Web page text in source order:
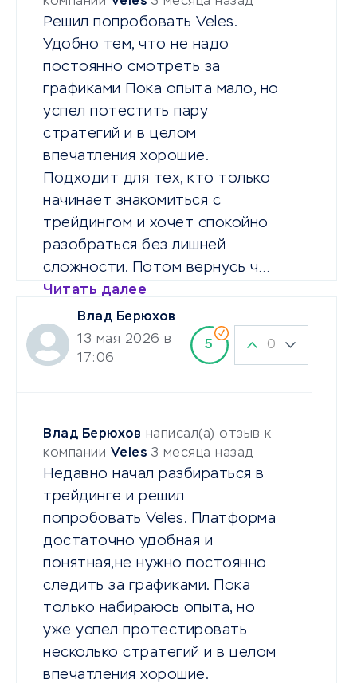
Решил попробовать Veles.
Удобно тем, что не надо
постоянно смотреть за
графиками Пока опыта мало, но
успел потестить пару
стратегий и в целом
впечатления хорошие.
Подходит для тех, кто только
начинает знакомиться с
трейдингом и хочет спокойно
разобраться без лишней
сложности. Потом вернусь ч…
Читать далее
Влад Берюхов
13 мая 2026 в
17:06
5 0
Влад Берюхов написал(а) отзыв к
компании Veles 3 месяца назад
Недавно начал разбираться в
трейдинге и решил
попробовать Veles. Платформа
достаточно удобная и
понятная,не нужно постоянно
следить за графиками. Пока
только набираюсь опыта, но
уже успел протестировать
несколько стратегий и в целом
впечатления хорошие.